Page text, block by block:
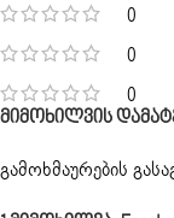
0
0
0
Მიმოხილვის
გამოხმაურების